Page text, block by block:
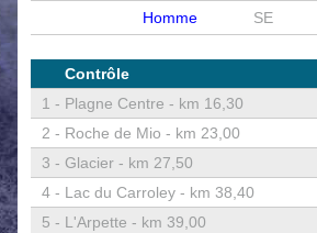
Homme
SE
Contrôle
1 - Plagne Centre - km 16,30
2 - Roche de Mio - km 23,00
3 - Glacier - km 27,50
4 - Lac du Carroley - km 38,40
5 - L'Arpette - km 39,00